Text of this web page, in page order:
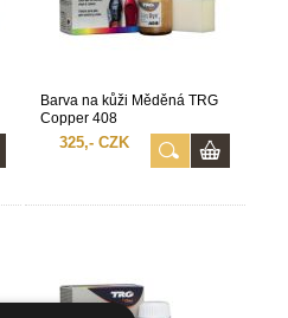
Barva na kůži Měděná TRG
Copper 408
325,- CZK